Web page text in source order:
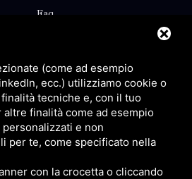
Faq
Privacy
Legnano
(come ad esempio
ecc.) utilizziamo cookie o
tecniche e, con il tuo
finalità come ad esempio
e non
per te, come specificato nella
con la crocetta o cliccando